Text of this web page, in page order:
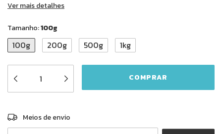
Ver mais detalhes
Tamanho:100g
100g 200g 500g 1kg
Entregas para o CEP:
Meios de envio